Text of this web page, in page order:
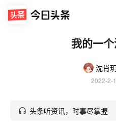
我的一
沈肖玥
2022-2-
头条听资讯，时事尽掌握